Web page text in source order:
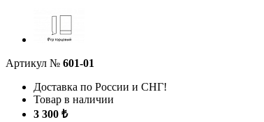
Артикул № 601-01
Доставка по России и СНГ!
Товар в наличии
3 300 ₺